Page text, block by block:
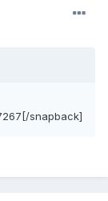
snapback]